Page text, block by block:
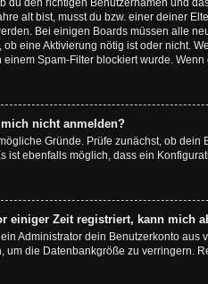
du den richtigen Benutzernamen und
alt bist, musst du bzw. einer deiner
Bei einigen Boards müssen alle
ob eine Aktivierung nötig ist oder nicht.
einem Spam-Filter blockiert wurde.
nicht anmelden?
Gründe. Prüfe zunächst, ob
ist ebenfalls möglich, dass ein
einiger Zeit registriert, kann mich
Administrator dein Benutzerkonto
um die Datenbankgröße zu verringern.